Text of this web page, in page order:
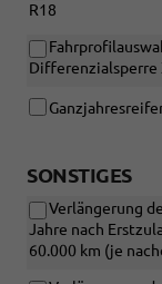
R18
Differenzialsperre
SONSTIGES
Verlängerung
Jahre nach
60.000 km (je